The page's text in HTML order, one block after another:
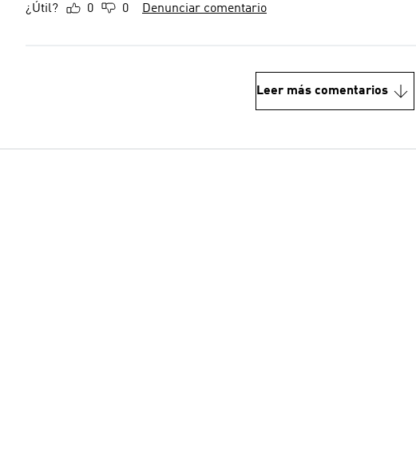
¿Útil? 0 0 Denunciar comentario
Leer más comentarios